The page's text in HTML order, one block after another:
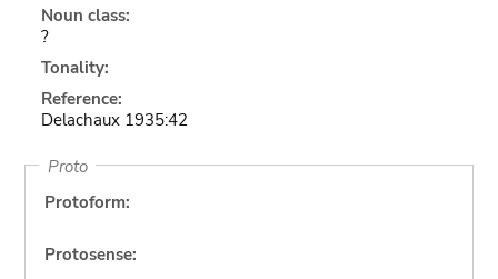
Noun class:
?
Tonality:
Reference:
Delachaux 1935:42
Proto
Protoform:
Protosense: